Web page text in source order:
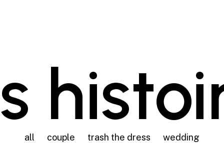
all couple trash the dress wedding